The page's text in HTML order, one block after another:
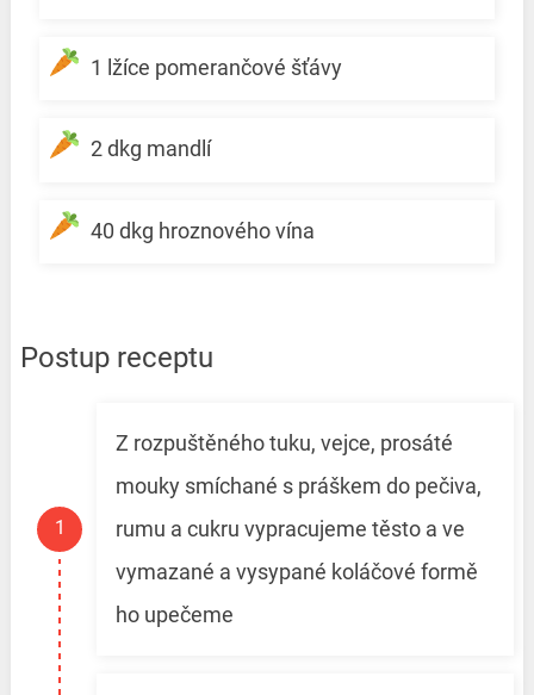
1 lžíce pomerančové šťávy
2 dkg mandlí
40 dkg hroznového vína
Postup receptu
Z rozpuštěného tuku, vejce, prosáté
mouky smíchané s práškem do pečiva,
rumu a cukru vypracujeme těsto a ve
vymazané a vysypané koláčové formě
ho upečeme